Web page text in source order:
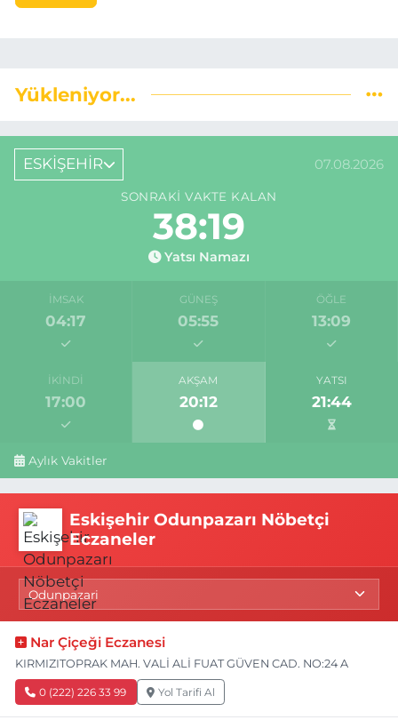
Yükleniyor...
ESKİŞEHİR 07.08.2026
SONRAKI VAKTE KALAN
38:18
Yatsı Namazı
İMSAK
04:17
GÜNEŞ
05:55
ÖĞLE
13:09
İKINDI
17:00
AKŞAM
20:12
YATSI
21:44
Aylık Vakitler
Eskişehir Odunpazarı Nöbetçi
Eczaneler
Nar Çiçeği Eczanesi
KIRMIZITOPRAK MAH. VALİ ALİ FUAT GÜVEN CAD. NO:24 A
0 (222) 226 33 99 Yol Tarifi Al